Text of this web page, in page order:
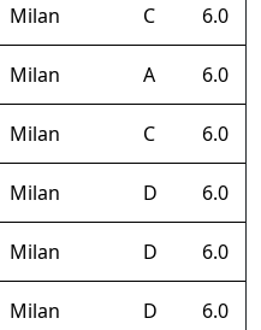
Milan C 6.0
Milan A 6.0
Milan C 6.0
Milan D 6.0
Milan D 6.0
Milan D 6.0